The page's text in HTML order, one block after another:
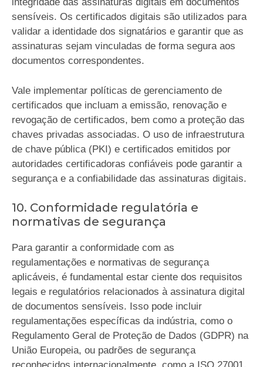
sensíveis. Os certificados digitais são utilizados para
validar a identidade dos signatários e garantir que as
assinaturas sejam vinculadas de forma segura aos
documentos correspondentes.
Vale implementar políticas de gerenciamento de
certificados que incluam a emissão, renovação e
revogação de certificados, bem como a proteção das
chaves privadas associadas. O uso de infraestrutura
de chave pública (PKI) e certificados emitidos por
autoridades certificadoras confiáveis pode garantir a
segurança e a confiabilidade das assinaturas digitais.
10. Conformidade regulatória e
normativas de segurança
Para garantir a conformidade com as
regulamentações e normativas de segurança
aplicáveis, é fundamental estar ciente dos requisitos
legais e regulatórios relacionados à assinatura digital
de documentos sensíveis. Isso pode incluir
regulamentações específicas da indústria, como o
Regulamento Geral de Proteção de Dados (GDPR) na
União Europeia, ou padrões de segurança